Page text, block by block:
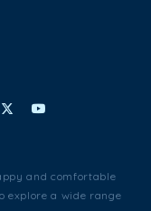
and comfortable
explore a wide range